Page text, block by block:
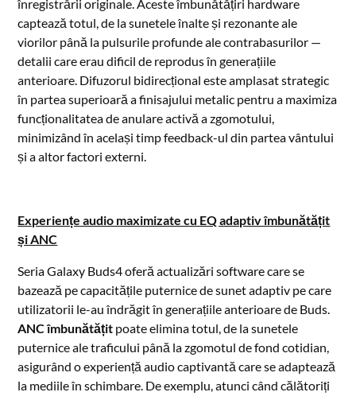
înregistrării originale. Aceste îmbunătățiri hardware
captează totul, de la sunetele înalte și rezonante ale
viorilor până la pulsurile profunde ale contrabasurilor —
detalii care erau dificil de reprodus în generațiile
anterioare. Difuzorul bidirecțional este amplasat strategic
în partea superioară a finisajului metalic pentru a maximiza
funcționalitatea de anulare activă a zgomotului,
minimizând în același timp feedback-ul din partea vântului
și a altor factori externi.
Experiențe audio maximizate cu EQ adaptiv îmbunătățit
și ANC
Seria Galaxy Buds4 oferă actualizări software care se
bazează pe capacitățile puternice de sunet adaptiv pe care
utilizatorii le-au îndrăgit în generațiile anterioare de Buds.
ANC îmbunătățit poate elimina totul, de la sunetele
puternice ale traficului până la zgomotul de fond cotidian,
asigurând o experiență audio captivantă care se adaptează
la mediile în schimbare. De exemplu, atunci când călătoriți